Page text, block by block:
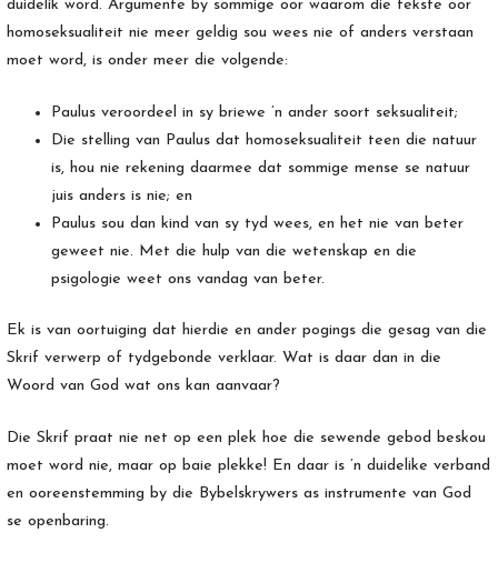
duidelik word. Argumente by sommige oor waarom die tekste oor
homoseksualiteit nie meer geldig sou wees nie of anders verstaan
moet word, is onder meer die volgende:
Paulus veroordeel in sy briewe ’n ander soort seksualiteit;
Die stelling van Paulus dat homoseksualiteit teen die natuur
is, hou nie rekening daarmee dat sommige mense se natuur
juis anders is nie; en
Paulus sou dan kind van sy tyd wees, en het nie van beter
geweet nie. Met die hulp van die wetenskap en die
psigologie weet ons vandag van beter.
Ek is van oortuiging dat hierdie en ander pogings die gesag van die
Skrif verwerp of tydgebonde verklaar. Wat is daar dan in die
Woord van God wat ons kan aanvaar?
Die Skrif praat nie net op een plek hoe die sewende gebod beskou
moet word nie, maar op baie plekke! En daar is ’n duidelike verband
en ooreenstemming by die Bybelskrywers as instrumente van God
se openbaring.